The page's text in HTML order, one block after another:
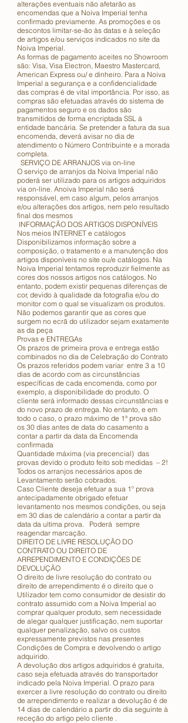
alterações eventuais não afetarão as
encomendas que a Noiva Imperial tenha
confirmado previamente. As promoções e os
descontos limitar-se-ão às datas e à seleção
de artigos e/ou serviços indicados no site da
Noiva Imperial.
As formas de pagamento aceites no Showroom
são: Visa, Visa Electron, Maestro Mastercard,
American Express ou/ e dinheiro. Para a Noiva
Imperial a segurança e a confidencialidade
das compras é de vital importância. Por isso, as
compras são efetuadas através do sistema de
pagamentos seguro e os dados são
transmitidos de forma encriptada SSL à
entidade bancária. Se pretender a fatura da sua
encomenda, deverá avisar no dia de
atendimento o Número Contribuinte e a morada
completa.
SERVIÇO DE ARRANJOS via on-line
O serviço de arranjos da Noiva Imperial não
poderá ser utilizado para os artigos adquiridos
via on-line. Anoiva Imperial não será
responsável, em caso algum, pelos arranjos
e/ou alterações dos artigos, nem pelo resultado
final dos mesmos
INFORMAÇÃO DOS ARTIGOS DISPONÍVEIS
Nos meios INTERNET e catálogos
Disponibilizamos informação sobre a
composição, o tratamento e a manutenção dos
artigos disponíveis no site ou/e catálogos. Na
Noiva Imperial tentamos reproduzir fielmente as
cores dos nossos artigos nos catálogos. No
entanto, podem existir pequenas diferenças de
cor, devido à qualidade da fotografia e/ou do
monitor com o qual se visualizam os produtos.
Não podemos garantir que as cores que
surgem no ecrã do utilizador sejam exatamente
as da peça
Provas e ENTREGAs
Os prazos de primeira prova e entrega estão
combinados no dia de Celebração do Contrato
Os prazos referidos podem variar entre 3 a 10
dias de acordo com as circunstâncias
específicas de cada encomenda, como por
exemplo, a disponibilidade do produto. O
cliente será informado dessas circunstâncias e
do novo prazo de entrega. No entanto, e em
todo o caso, o prazo máximo de 1ª prova são
os 30 dias antes de data do casamento a
contar a partir da data da Encomenda
confirmada
Quantidade máxima (via precencial) das
provas devido o produto feito sob medidas – 2!
Todos os arranjos necessários apos de
Levantamento serão cobrados.
Caso Cliente deseja efetuar a sua 1º prova
antecipadamente obrigado efetuar
levantamento nos mesmos condições, ou seja
em 30 dias de calendário a contar a partir da
data da ultima prova. Poderá sempre
reagendar marcação.
DIREITO DE LIVRE RESOLUÇÃO DO
CONTRATO OU DIREITO DE
ARREPENDIMENTO E CONDIÇÕES DE
DEVOLUÇÃO
O direito de livre resolução do contrato ou
direito de arrependimento é o direito que o
Utilizador tem como consumidor de desistir do
contrato assumido com a Noiva Imperial ao
comprar qualquer produto, sem necessidade
de alegar qualquer justificação, nem suportar
qualquer penalização, salvo os custos
expressamente previstos nas presentes
Condições de Compra e devolvendo o artigo
adquirido.
A devolução dos artigos adquiridos é gratuita,
caso seja efetuada através do transportador
indicado pela Noiva Imperial. O prazo para
exercer a livre resolução do contrato ou direito
de arrependimento e realizar a devolução é de
14 dias de calendário a partir do dia seguinte à
receção do artigo pelo cliente .